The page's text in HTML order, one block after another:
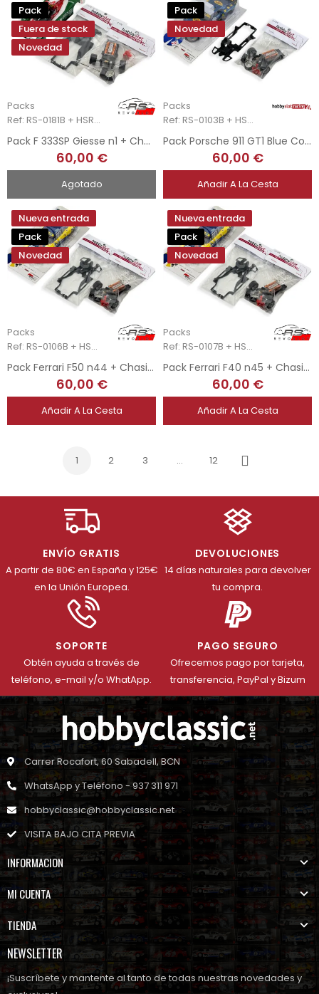
Pack
Fuera de stock
Novedad
Packs
Ref: RS-0181B + HSR-2205
Pack F 333SP Giesse n1 + Chasis 3DP + Upgrade Kit Mecánica Completa
60,00 €
Agotado
Pack
Novedad
Packs
Ref: RS-0103B + HSR-2205
Pack Porsche 911 GT1 Blue Coral + Chasis 3DP + Upgrade Kit Mecánica Completa
60,00 €
Añadir A La Cesta
Nueva entrada
Pack
Novedad
Packs
Ref: RS-0106B + HSR-2205
Pack Ferrari F50 n44 + Chasis 3DP + Upgrade Kit Mecánica Completa
60,00 €
Añadir A La Cesta
Nueva entrada
Pack
Novedad
Packs
Ref: RS-0107B + HSR-2205
Pack Ferrari F40 n45 + Chasis 3DP + Upgrade Kit Mecánica Completa
60,00 €
Añadir A La Cesta
1 2 3 … 12
Siguiente
ENVÍO GRATIS
A partir de 80€ en España y 125€
en la Unión Europea.
DEVOLUCIONES
14 días naturales para devolver
tu compra.
SOPORTE
Obtén ayuda a través de
teléfono, e-mail y/o WhatApp.
PAGO SEGURO
Ofrecemos pago por tarjeta,
transferencia, PayPal y Bizum
Carrer Rocafort, 60 Sabadell, BCN
WhatsApp y Teléfono - 937 311 971
hobbyclassic@hobbyclassic.net
VISITA BAJO CITA PREVIA
INFORMACION
MI CUENTA
TIENDA
NEWSLETTER
¡Suscríbete y mantente al tanto de todas nuestras novedades y